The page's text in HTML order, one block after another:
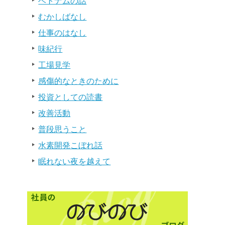
むかしばなし
仕事のはなし
味紀行
工場見学
感傷的なときのために
投資としての読書
改善活動
普段思うこと
水素開発こぼれ話
眠れない夜を越えて